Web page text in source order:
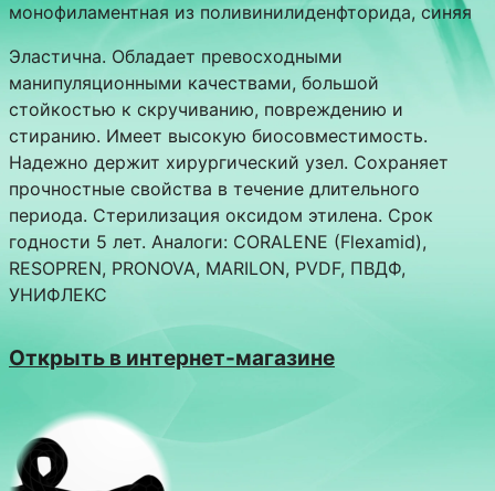
монофиламентная из поливинилиденфторида, синяя
Эластична. Обладает превосходными
манипуляционными качествами, большой
стойкостью к скручиванию, повреждению и
стиранию. Имеет высокую биосовместимость.
Надежно держит хирургический узел. Сохраняет
прочностные свойства в течение длительного
периода. Стерилизация оксидом этилена. Срок
годности 5 лет. Аналоги: CORALENE (Flexamid),
RESOPREN, PRONOVA, MARILON, PVDF, ПВДФ,
УНИФЛЕКС
Открыть в интернет-магазине